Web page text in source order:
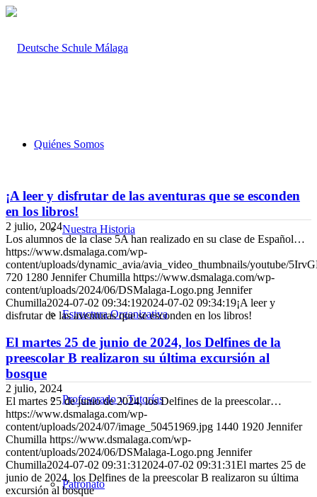
Quiénes Somos
Nuestra Historia
Estructura Organizativa
Profesorado y Tutorías
Patronato
¡A leer y disfrutar de las aventuras que se esconden
en los libros!
2 julio, 2024
Los alumnos de la clase 5A han realizado en su clase de Español…
https://www.dsmalaga.com/wp-
content/uploads/dynamic_avia/avia_video_thumbnails/youtube/
720 1280 Jennifer Chumilla https://www.dsmalaga.com/wp-
content/uploads/2024/06/DSMalaga-Logo.png Jennifer
Chumilla2024-07-02 09:34:192024-07-02 09:34:19¡A leer y
disfrutar de las aventuras que se esconden en los libros!
El martes 25 de junio de 2024, los Delfines de la
preescolar B realizaron su última excursión al
bosque
2 julio, 2024
El martes 25 de junio de 2024, los Delfines de la preescolar…
https://www.dsmalaga.com/wp-
content/uploads/2024/07/image_50451969.jpg 1440 1920 Jennifer
Chumilla https://www.dsmalaga.com/wp-
content/uploads/2024/06/DSMalaga-Logo.png Jennifer
Chumilla2024-07-02 09:31:31 2024-07-02 09:31:31El martes 25 de
junio de 2024, los Delfines de la preescolar B realizaron su última
excursión al bosque